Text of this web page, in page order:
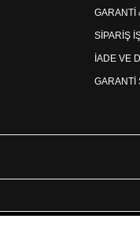
GARANTİ
SİPARİŞ
İADE VE
GARANTİ